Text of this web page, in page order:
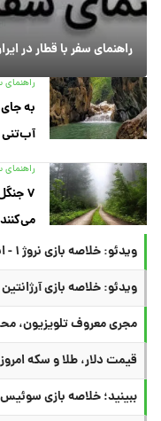
راهنمای سفر با قطار در
راهنمای
به
آب‌تنی
راهنمای
۷
می‌کنند
ویدئو: خلاصه بازی نروژ ۱ - انگلیس ۲
ویدئو: خلاصه بازی آرژانتین ۳ - سوئیس ۱
مجری معروف تلویزیون،
قیمت دلار، طلا و سکه امروز
ببینید؛ خلاصه بازی سوئیس ۰ (۴) - کلمبیا ۰ (۳) در جام جهانی